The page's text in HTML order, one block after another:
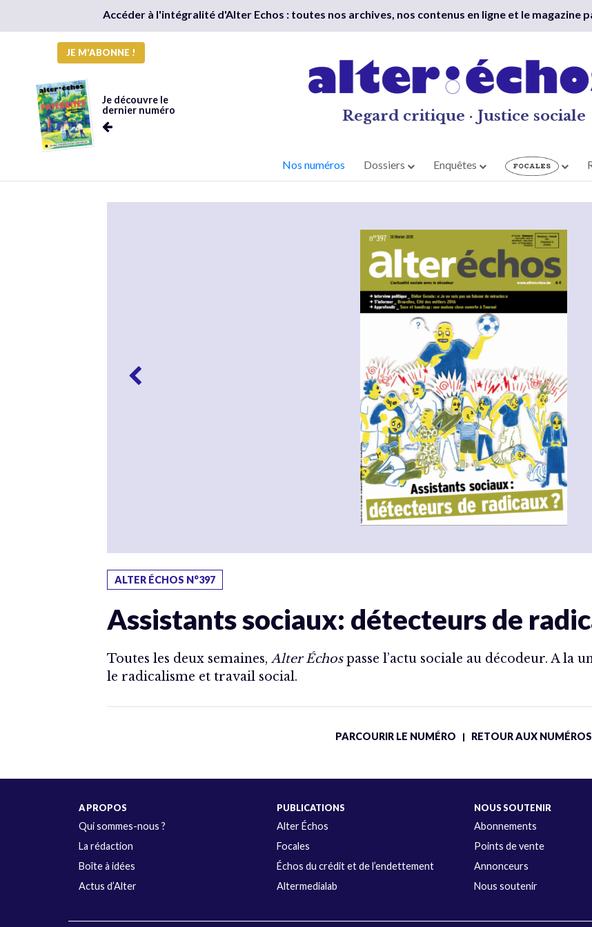
Accéder à l'intégralité d'Alter Echos : toutes nos archives, nos contenus en ligne et le magazine
JE M'ABONNE !
Je découvre le
dernier numéro
Regard critique · Justice sociale
Nos numéros Dossiers Enquêtes
ALTER ÉCHOS N°397
Assistants sociaux: détecteurs de
Toutes les deux semaines,Alter Échospasse l’actu sociale au décodeur. A
le radicalisme et travail social.
PARCOURIR LE NUMÉRO | RETOUR AUX NUMÉROS
A PROPOS
Qui sommes-nous ?
La rédaction
Boîte à idées
Actus d’Alter
PUBLICATIONS
Alter Échos
Focales
Échos du crédit et de l’endettement
Altermedialab
NOUS SOUTENIR
Abonnements
Points de vente
Annonceurs
Nous soutenir